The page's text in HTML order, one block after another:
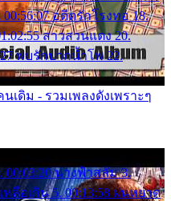
อดีตรักโรงทอ 18.
สาวสวนแตง 20.
พบรักปากน้ำโพ 22.
ดิม - รวมเพลงดังเพราะๆ
00:03:20 นางฟ้าสลัม 3.
หลือเกิน 5. 00:13:58 ฝนหยาด